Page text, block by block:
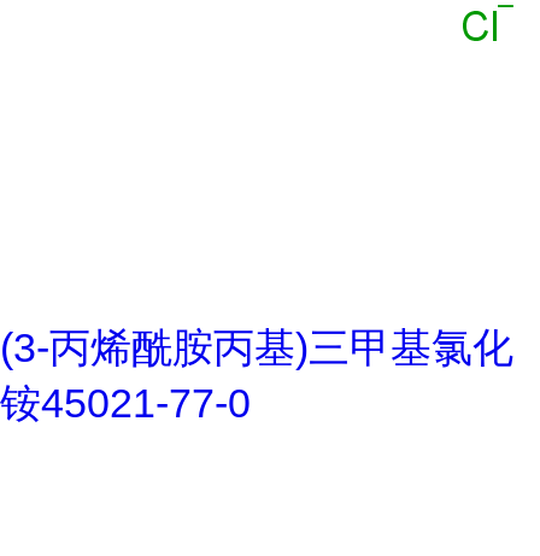
(3-丙烯酰胺丙基)三甲基氯化
铵45021-77-0